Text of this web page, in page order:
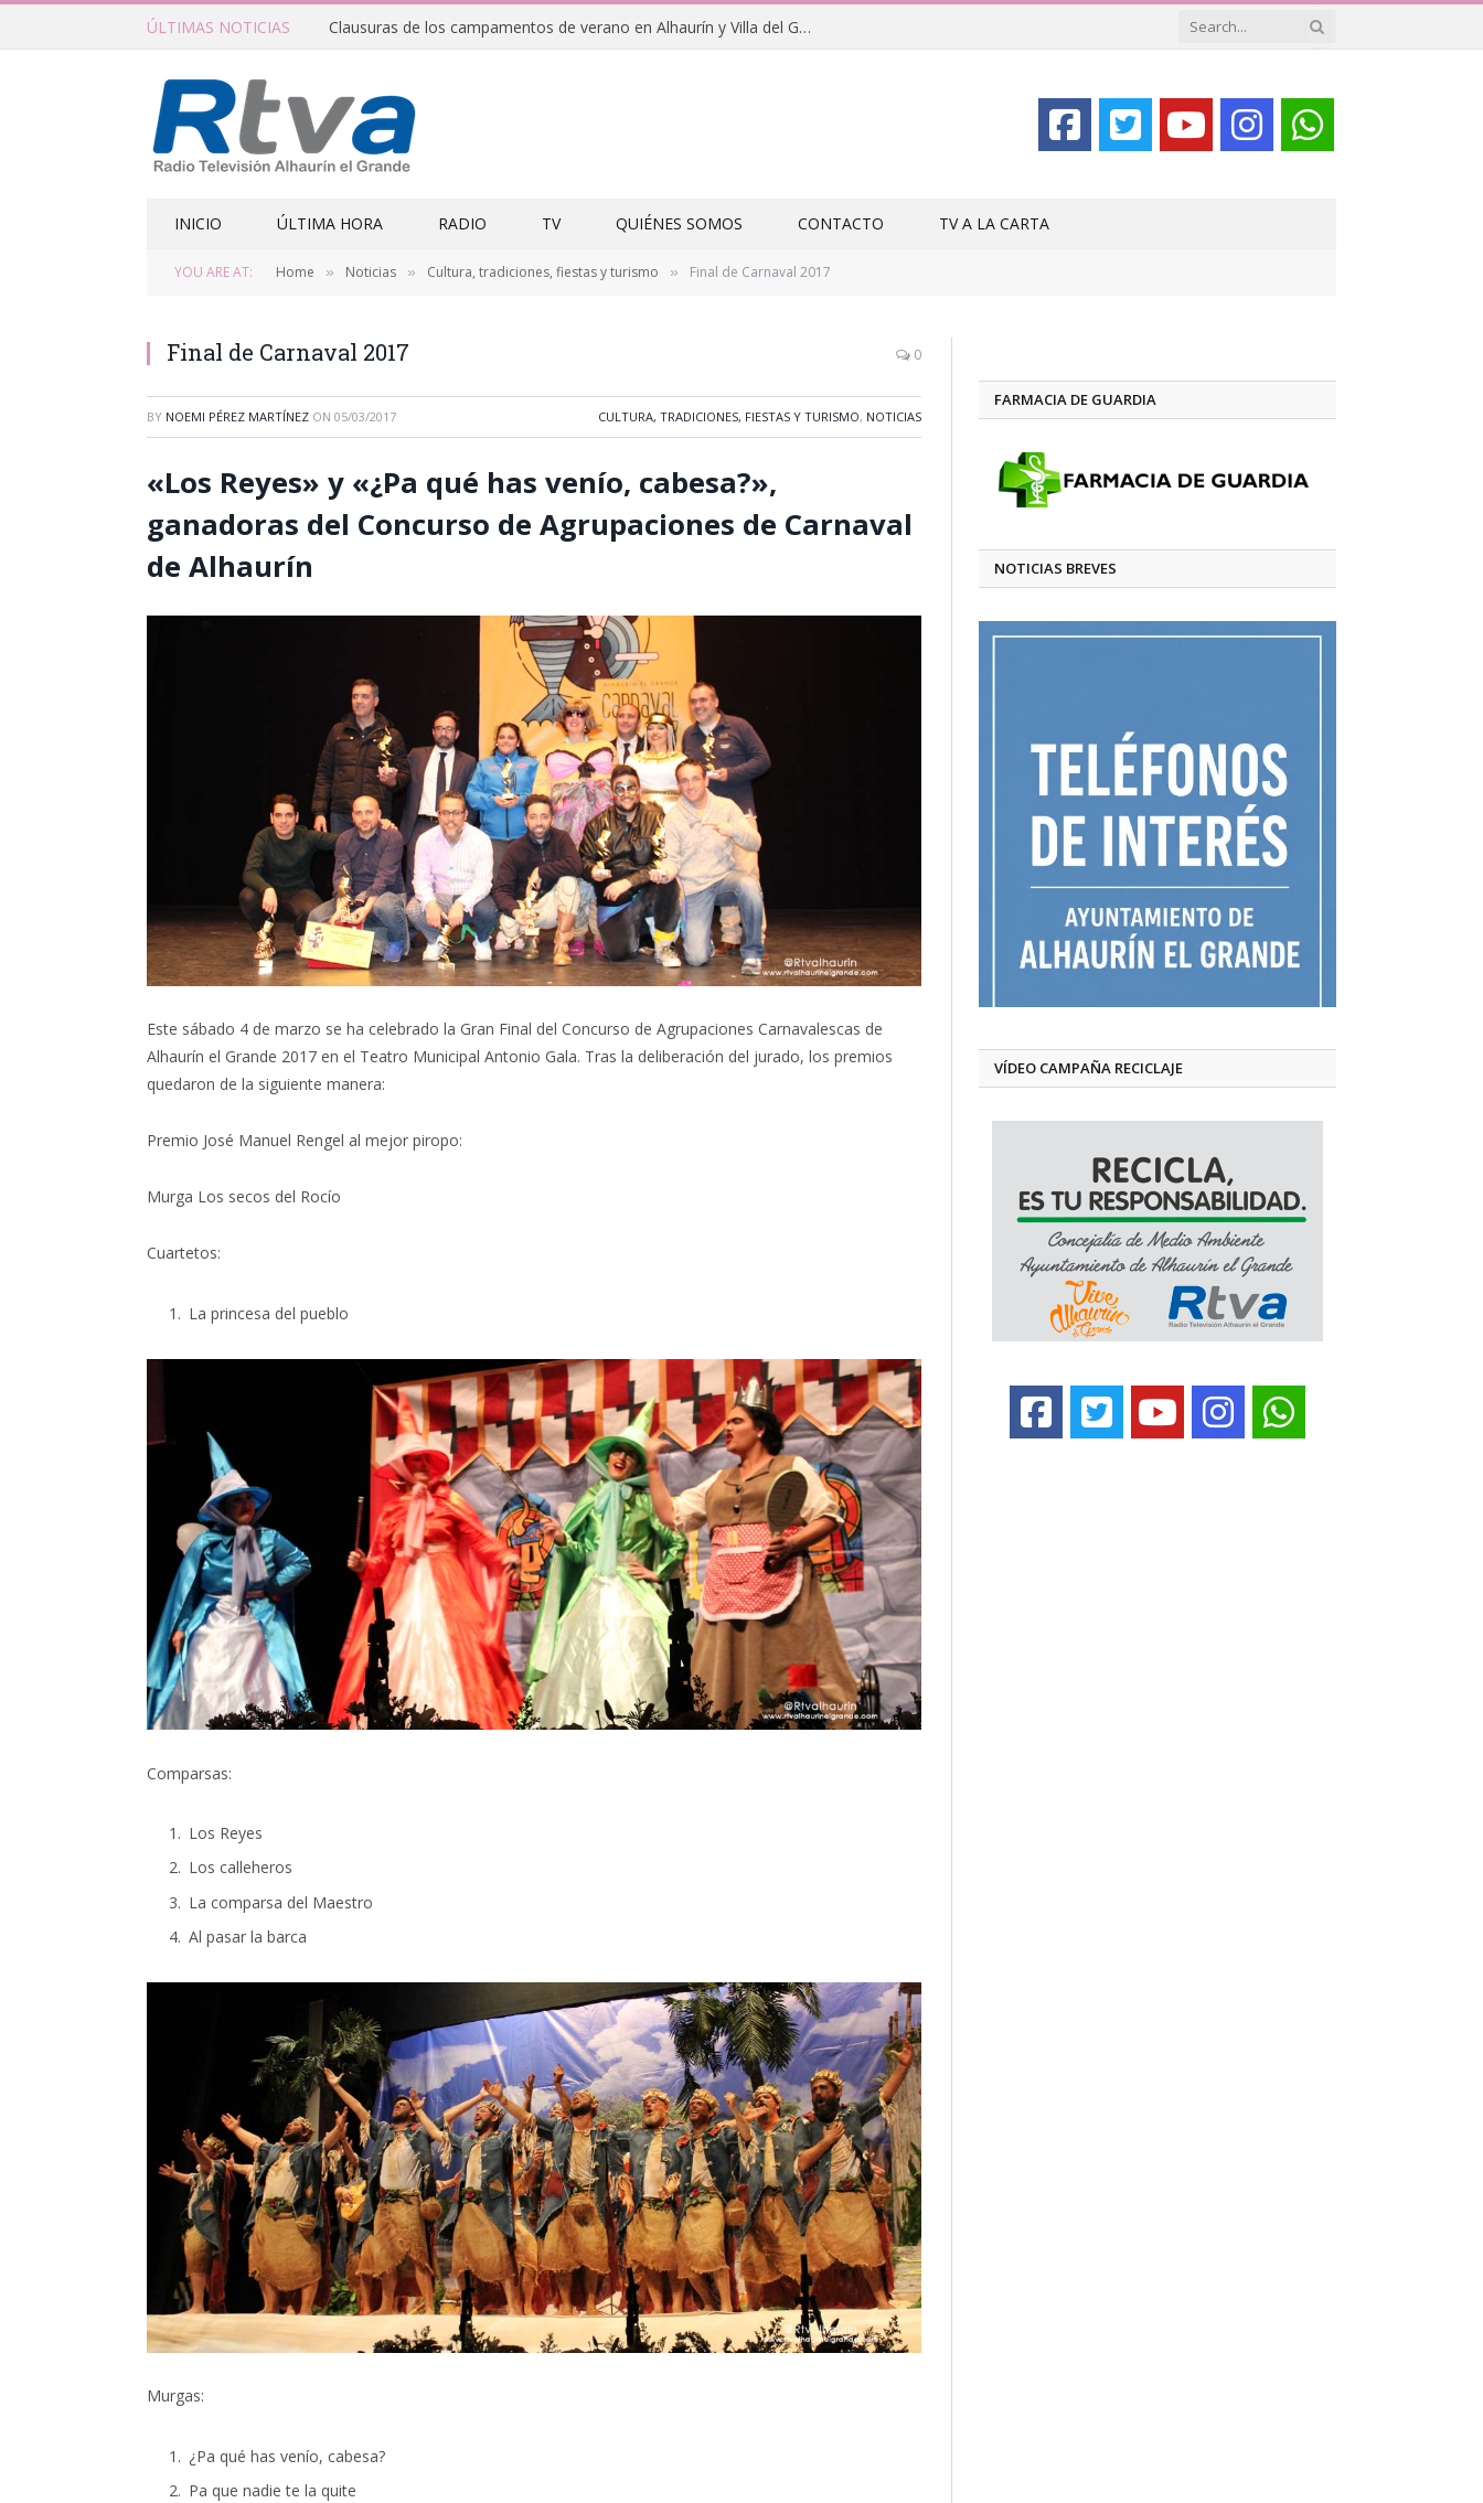
ÚLTIMAS NOTICIAS Clausuras de los campamentos de verano en Alhaurín y Villa del Guadalhorce 2026
INICIO ÚLTIMA HORA RADIO TV QUIÉNES SOMOS CONTACTO TV A LA CARTA
YOU ARE AT: Home » Noticias » Cultura, tradiciones, fiestas y turismo » Final de Carnaval 2017
Final de Carnaval 2017 0
BY NOEMI PÉREZ MARTÍNEZ ON 05/03/2017 CULTURA, TRADICIONES, FIESTAS Y TURISMO, NOTICIAS
«Los Reyes» y «¿Pa qué has venío, cabesa?»,
ganadoras del Concurso de Agrupaciones de Carnaval
de Alhaurín
Este sábado 4 de marzo se ha celebrado la Gran Final del Concurso de Agrupaciones Carnavalescas de
Alhaurín el Grande 2017 en el Teatro Municipal Antonio Gala. Tras la deliberación del jurado, los premios
quedaron de la siguiente manera:
Premio José Manuel Rengel al mejor piropo:
Murga Los secos del Rocío
Cuartetos:
La princesa del pueblo
Comparsas:
Los Reyes
Los calleheros
La comparsa del Maestro
Al pasar la barca
Murgas:
¿Pa qué has venío, cabesa?
Pa que nadie te la quite
FARMACIA DE GUARDIA
NOTICIAS BREVES
VÍDEO CAMPAÑA RECICLAJE